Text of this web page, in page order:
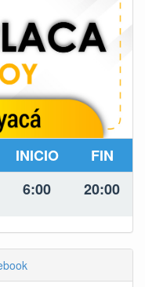
INICIO FIN
6:00 20:00